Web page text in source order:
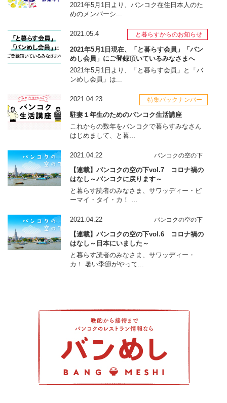
2021年5月1日より、バンコク在住日本人のた
めのメンバーシ...
2021.05.4 と暮らすからのお知らせ
2021年5月1日現在、「と暮らす会員」「バン
めし会員」にご登録頂いているみなさまへ
2021年5月1日より、「と暮らす会員」と「バ
ンめし会員」は...
2021.04.23 特集バックナンバー
駐妻１年生のためのバンコク生活講座
これからの数年をバンコクで暮らすみなさん
はじめまして、と暮...
2021.04.22 バンコクの空の下
【連載】バンコクの空の下vol.7 コロナ禍の
はなし～バンコクに戻ります～
と暮らす読者のみなさま、サワッディー・ピ
ーマイ・タイ・カ！ ...
2021.04.22 バンコクの空の下
【連載】バンコクの空の下vol.6 コロナ禍の
はなし～日本にいました～
と暮らす読者のみなさま、サワッディー・
カ！ 暑い季節がやって...